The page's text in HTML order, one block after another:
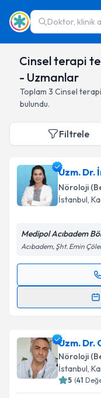
Doktor, klinik
Cinsel terapi
- Uzmanlar
Toplam 3 Cinsel
bulundu.
Filtrele
Uzm. Dr.
Nöroloji
İstanbul,
Medipol Acıbadem
Acıbadem, Şht. Emin
Randevu
takvim
E-posta
Uzm. Dr.
Nöroloji
İstanbul,
5 (41